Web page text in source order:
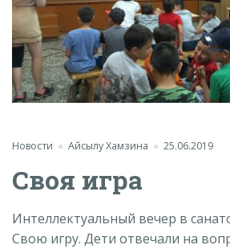
Новости Айсылу Хамзина 25.06.2019
Своя игра
Интеллектуальный вечер в
Свою игру. Дети отвечали на